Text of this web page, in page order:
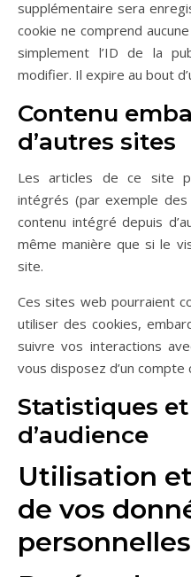
supplémentaire sera
cookie ne comprend
simplement l’ID de la
modifier. Il expire au bout
Contenu
d’autres sites
Les articles de ce site
intégrés (par exemple
contenu intégré depuis
même manière que si le
site.
Ces sites web pourraient
utiliser des cookies,
suivre vos interactions
vous disposez d’un
Statistiques
d’audience
Utilisation
de vos
personnelles